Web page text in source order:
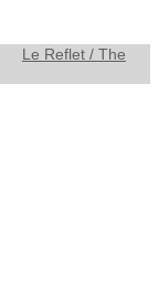
Le Reflet / The